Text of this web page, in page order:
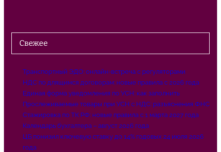
Свежее
Транспортный ЭДО: онлайн-встреча с регуляторами
НДС по длящимся договорам: новые правила с 2026 года
Единая форма уведомления по УСН: как заполнить
Прослеживаемые товары при УСН с НДС: разъяснения ФНС
Стажировка по ТК РФ: новые правила с 1 марта 2027 года
Календарь бухгалтера – август 2026 года
ЦБ понизил ключевую ставку до 14% годовых 24 июля 2026
года